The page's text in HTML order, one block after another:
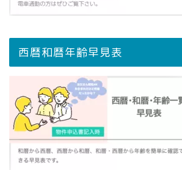
西暦和暦年齢早見表